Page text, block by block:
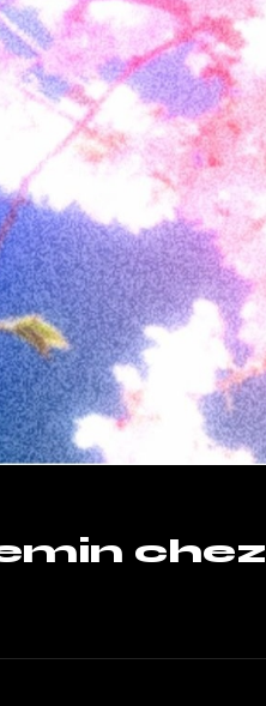
chez